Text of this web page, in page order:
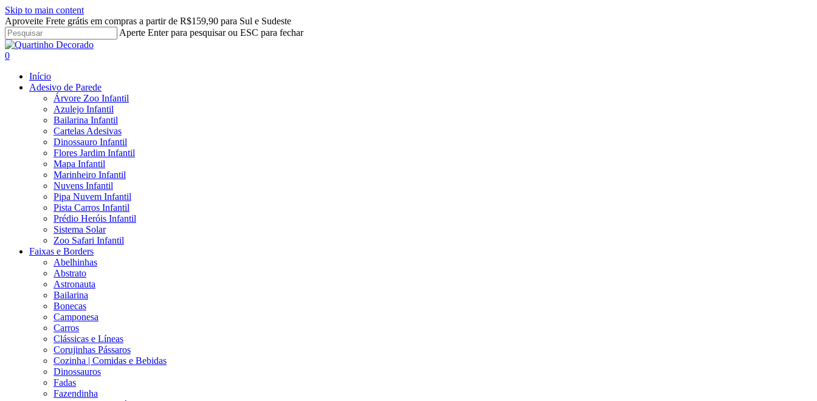
Skip to main content
Aproveite Frete grátis em compras a partir de R$159,90 para Sul e Sudeste
Aperte Enter para pesquisar ou ESC para fechar
Close
Search
search
account
0
Início
Adesivo de Parede
Árvore Zoo Infantil
Azulejo Infantil
Bailarina Infantil
Cartelas Adesivas
Dinossauro Infantil
Flores Jardim Infantil
Mapa Infantil
Marinheiro Infantil
Nuvens Infantil
Pipa Nuvem Infantil
Pista Carros Infantil
Prédio Heróis Infantil
Sistema Solar
Zoo Safari Infantil
Faixas e Borders
Abelhinhas
Abstrato
Astronauta
Bailarina
Bonecas
Camponesa
Carros
Clássicas e Líneas
Corujinhas Pássaros
Cozinha | Comidas e Bebidas
Dinossauros
Fadas
Fazendinha